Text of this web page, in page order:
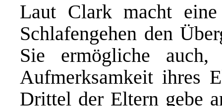
Laut Clark macht eine
Schlafengehen den
Sie ermögliche
Aufmerksamkeit ihres
Drittel der Eltern gebe